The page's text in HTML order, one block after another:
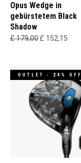
Opus Wedge in
gebürstetem Black
Shadow
£ 179,00 £ 152,15
OUTLET - 24% OFF